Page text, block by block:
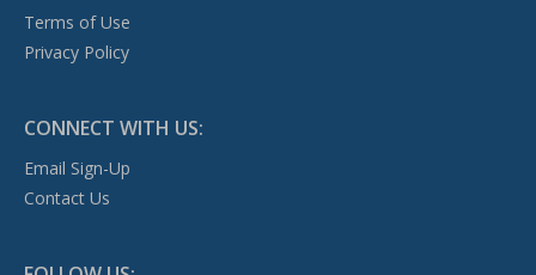
Terms of Use
Privacy Policy
CONNECT WITH US:
Email Sign-Up
Contact Us